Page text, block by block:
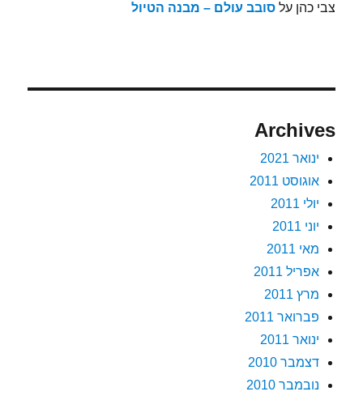
צבי כהן עלסובב עולם – מבנה הטיול
Archives
ינואר 2021
אוגוסט 2011
יולי 2011
יוני 2011
מאי 2011
אפריל 2011
מרץ 2011
פברואר 2011
ינואר 2011
דצמבר 2010
נובמבר 2010